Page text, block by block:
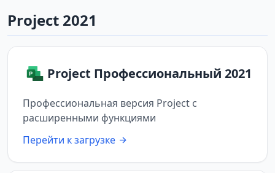
Project 2021
Project Профессиональный 2021
Профессиональная версия Project с
расширенными функциями
Перейти к загрузке